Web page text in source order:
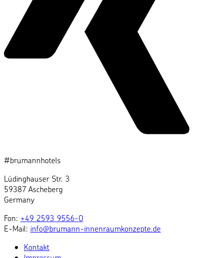
#brumannhotels
Lüdinghauser Str. 3
59387 Ascheberg
Germany
Fon: +49 2593 9556-0
E-Mail: info@brumann-innenraumkonzepte.de
Kontakt